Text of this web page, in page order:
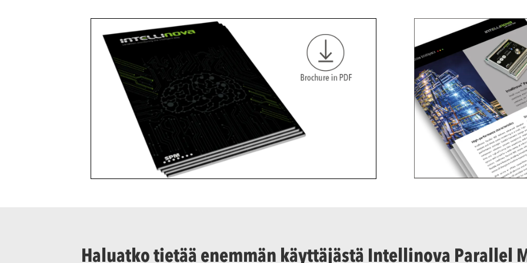
Haluatko tietää enemmän käyttäjästä Intellinova Parallel